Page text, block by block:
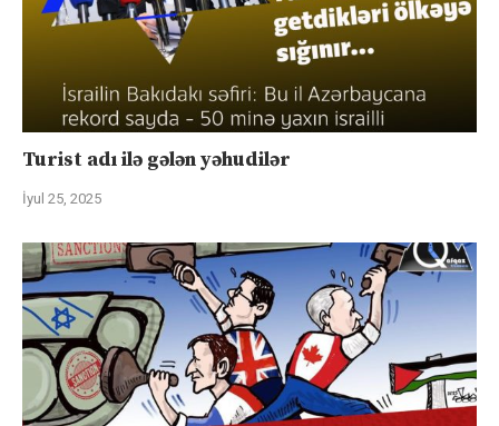
Turist adı ilə gələn yəhudilər
İyul 25, 2025